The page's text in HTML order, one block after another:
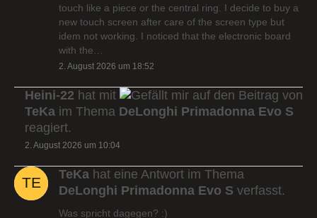
touch like a piece or the central ring. I decide to buy a
new touch screen after care of the screen type but
idem not working. I noticed that the electronic board
with the…
2. August 2026 um 18:52
Heini-22 hat mit
auf den Beitrag von
TeKa im Thema DeLonghi Primadonna Evo S
reagiert.
2. August 2026 um 10:04
TeKa hat eine Antwort im Thema
DeLonghi Primadonna Evo S verfasst.
Was spricht dagegen? :)